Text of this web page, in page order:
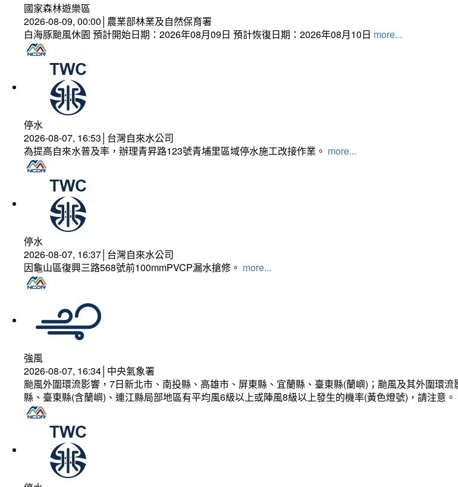
國家森林遊樂區
2026-08-09, 00:00│農業部林業及自然保育署
白海豚颱風休園 預計開始日期：2026年08月09日 預計恢復日期：2026年08月10日 more...
停水
2026-08-07, 16:53│台灣自來水公司
為提高自來水普及率，辦理青昇路123號青埔里區域停水施工改接作業。 more...
停水
2026-08-07, 16:37│台灣自來水公司
因龜山區復興三路568號前100mmPVCP漏水搶修。 more...
強風
2026-08-07, 16:34│中央氣象署
颱風外圍環流影響，7日新北市、南投縣、高雄市、屏東縣、宜蘭縣、臺東縣(蘭嶼)；颱風及其外圍環
縣、臺東縣(含蘭嶼)、連江縣局部地區有平均風6級以上或陣風8級以上發生的機率(黃色燈號)，請注意。